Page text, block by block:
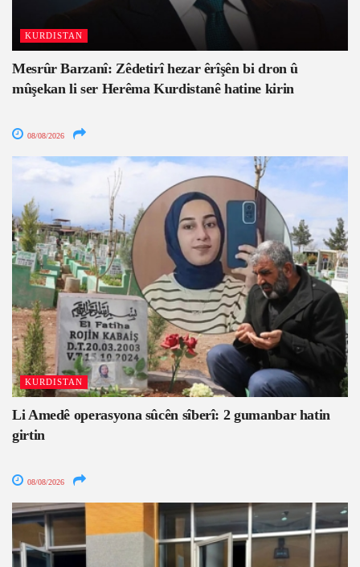
KURDISTAN
Mesrûr Barzanî: Zêdetirî hezar êrîşên bi dron û
mûşekan li ser Herêma Kurdistanê hatine kirin
08/08/2026
KURDISTAN
Li Amedê operasyona sûcên sîberî: 2 gumanbar hatin
girtin
08/08/2026